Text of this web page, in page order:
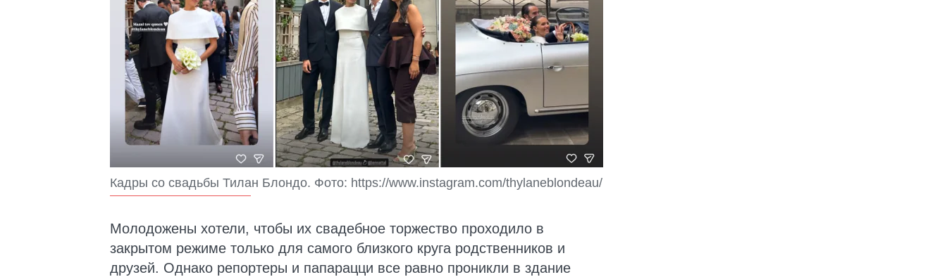
Кадры со свадьбы Тилан Блондо. Фото: https://www.instagram.com/thylaneblondeau/
Молодожены хотели, чтобы их свадебное торжество проходило в
закрытом режиме только для самого близкого круга родственников и
друзей. Однако репортеры и папарацци все равно проникли в здание